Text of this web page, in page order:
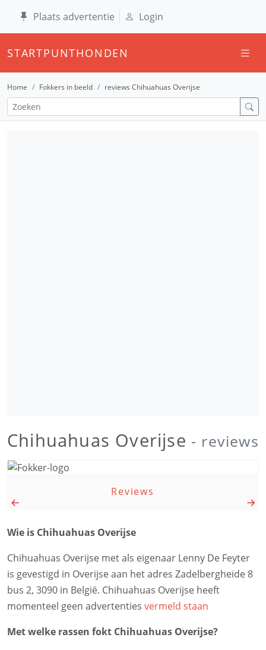
Plaats advertentie Login
STARTPUNTHONDEN
Home Fokkers in beeld reviews Chihuahuas Overijse
Chihuahuas Overijse - reviews
Reviews
Wie is Chihuahuas Overijse
Chihuahuas Overijse met als eigenaar Lenny De Feyter
is gevestigd in Overijse aan het adres Zadelbergheide 8
bus 2, 3090 in België. Chihuahuas Overijse heeft
momenteel geen advertenties vermeld staan
Met welke rassen fokt Chihuahuas Overijse?